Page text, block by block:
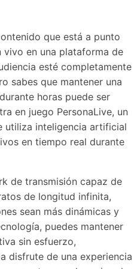
que está a punto
vivo en una plataforma de
esté completamente
sabes que mantener una
horas puede ser
en juego PersonaLive, un
utiliza inteligencia artificial
en tiempo real durante
de transmisión capaz de
de longitud infinita,
sean más dinámicas y
puedes mantener
sin esfuerzo,
disfrute de una experiencia